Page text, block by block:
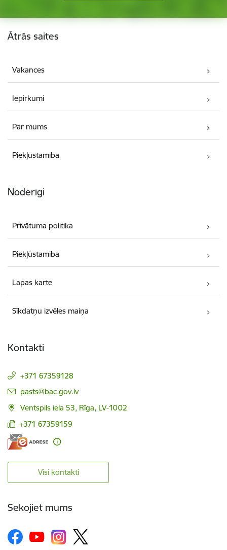
Kājene
Ātrās saites
Vakances
Iepirkumi
Par mums
Piekļūstamība
Noderīgi
Privātuma politika
Piekļūstamība
Lapas karte
Sīkdatņu izvēles maiņa
Kontakti
+371 67359128
E-pasts:
pasts@bac.gov.lv
Ventspils iela 53, Rīga, LV-1002
+371 67359159
Visi kontakti
Sekojiet mums